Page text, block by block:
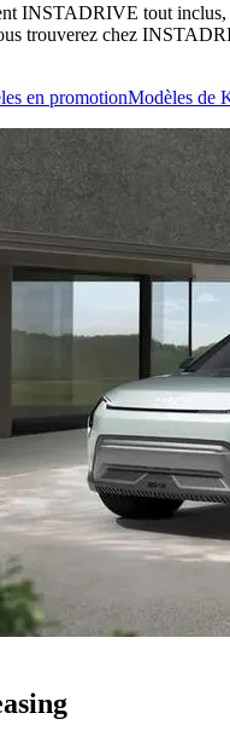
INSTADRIVE tout
trouverez chez
en promotionModèles de